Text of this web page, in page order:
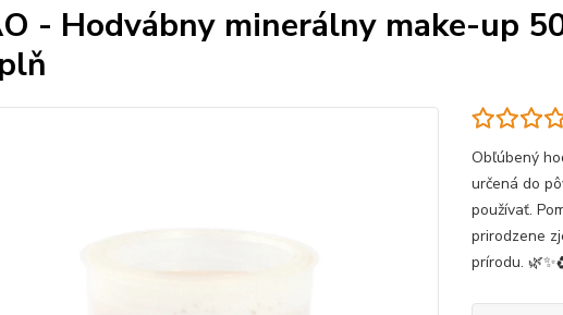
- Hodvábny minerálny make-up
Obľúbený
určená do
používať.
prirodzene
prírodu.